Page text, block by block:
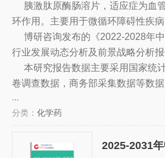
因此，企业需要深入研究市场，抓
优势，拓展新的发展方向，以赢得
胰激肽原酶肠溶片，适应症为血
环作用。主要用于微循环障碍性疾
病，周围神经病，视网膜病，眼底
也可用于高血压病的辅助治疗。
博研咨询发布的《2022-2028年
行业发展动态分析及前景战略分析
介绍了胰激肽原酶肠溶片行业市场
肠溶片整体运行态势等，接着分析
业市场运行的现状，然后介绍了胰激
争格局。随后，报告对胰激肽原酶肠
与投资预测。您若想对胰激肽原酶
本研究报告数据主要采用国家统
卷调查数据，商务部采集数据等数
据主要来自国家统计局，部分行业统
统计局及市场调研数据，企业数据主
各类市场监测数据库。
分类： 化学药